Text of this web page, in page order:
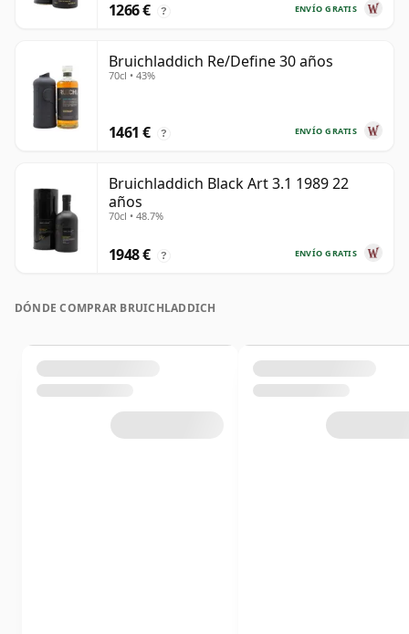
ENVÍO GRATIS
1266 € ?
Bruichladdich Re/Define 30 años
70cl • 43%
ENVÍO GRATIS
1461 € ?
Bruichladdich Black Art 3.1 1989 22
años
70cl • 48.7%
ENVÍO GRATIS
1948 € ?
DÓNDE COMPRAR BRUICHLADDICH